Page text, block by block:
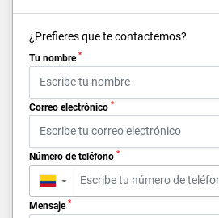
¿Prefieres que te contactemos?
Tu nombre *
Correo electrónico *
Número de teléfono *
▼
Mensaje *